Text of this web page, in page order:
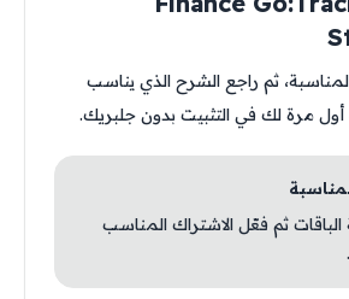
المناسبة، ثم راجع الشرح الذي يناسب
أول مرة لك في التثبيت بدون جلبريك.
ثم فعّل الاشتراك المناسب